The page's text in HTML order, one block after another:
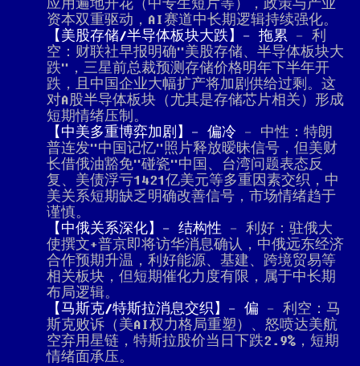
应用遍地开花（中专生短片等），政策与产业
资本双重驱动，AI赛道中长期逻辑持续强化。
【美股存储/半导体板块大跌】- 拖累 - 利
空：财联社早报明确"美股存储、半导体板块大
跌"，三星前总裁预测存储价格明年下半年开
跌，且中国企业大幅扩产将加剧供给过剩。这
对A股半导体板块（尤其是存储芯片相关）形成
短期情绪压制。
【中美多重博弈加剧】- 偏冷 - 中性：特朗
普连发"中国记忆"照片释放暧昧信号，但美财
长借俄油豁免"碰瓷"中国、台湾问题表态反
复、美债浮亏1421亿美元等多重因素交织，中
美关系短期缺乏明确改善信号，市场情绪趋于
谨慎。
【中俄关系深化】- 结构性 - 利好：驻俄大
使撰文+普京即将访华消息确认，中俄远东经济
合作预期升温，利好能源、基建、跨境贸易等
相关板块，但短期催化力度有限，属于中长期
布局逻辑。
【马斯克/特斯拉消息交织】- 偏 - 利空：马
斯克败诉（美AI权力格局重塑）、怒喷达美航
空弃用星链，特斯拉股价当日下跌2.9%，短期
情绪面承压。